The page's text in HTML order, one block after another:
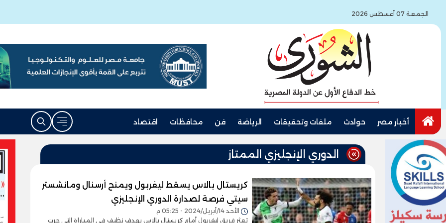
الجمعة 07 أغسطس 2026
أخبار مصر حوادث ملفات وتحقيقات الرياضة فن محافظات اقتصاد
الدوري الإنجليزي الممتاز
كريستال بالاس يسقط ليفربول ويمنح أرسنال ومانشستر
سيتي فرصة لصدارة الدوري الإنجليزي
الأحد 14/أبريل/2024 - 05:25 م
تعثر فريق ليفربول أمام كريستال بالاس بهدف نظيف في المباراة التي جرت